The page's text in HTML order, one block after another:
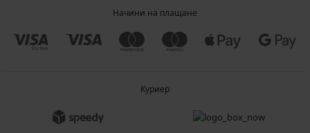
Начини на плащане
Куриер